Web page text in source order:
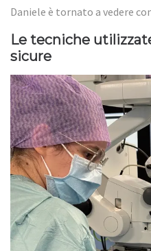
Daniele è tornato a vedere
Le tecniche
sicure